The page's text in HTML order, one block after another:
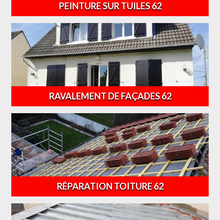
PEINTURE SUR TUILES 62
RAVALEMENT DE FAÇADES 62
RÉPARATION TOITURE 62